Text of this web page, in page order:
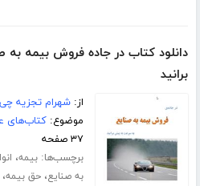
دانلود کتاب در جاده فروش بیمه
برانید
از:شهرام تجزیه چی
موضوع:کتاب‌های
۳۷ صفحه
برچسب‌ها:بیمه،
به صنایع،حق بیمه،